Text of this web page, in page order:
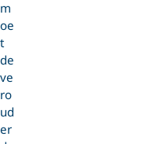
m
oe
t
de
ve
ro
ud
er